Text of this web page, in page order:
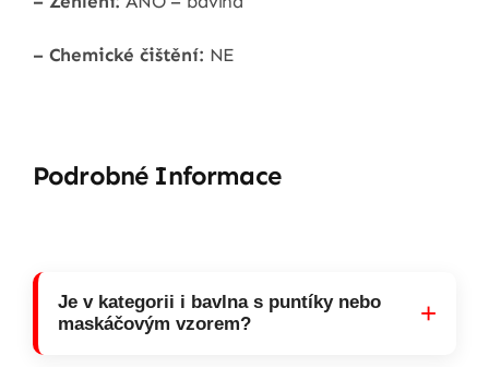
– Chemické čištění: NE
Podrobné Informace
Je v kategorii i bavlna s puntíky nebo
maskáčovým vzorem?
+